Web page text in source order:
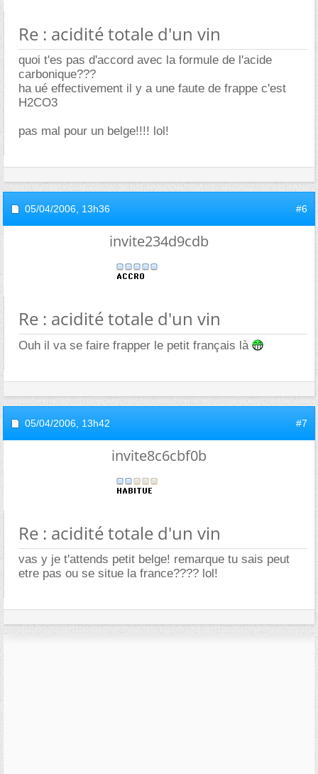
Re : acidité totale d'un vin
quoi t'es pas d'accord avec la formule de l'acide
carbonique???
ha ué effectivement il y a une faute de frappe c'est
H2CO3
pas mal pour un belge!!!! lol!
05/04/2006, 13h36 #6
invite234d9cdb
Re : acidité totale d'un vin
Ouh il va se faire frapper le petit français là
05/04/2006, 13h42 #7
invite8c6cbf0b
Re : acidité totale d'un vin
vas y je t'attends petit belge! remarque tu sais peut
etre pas ou se situe la france???? lol!